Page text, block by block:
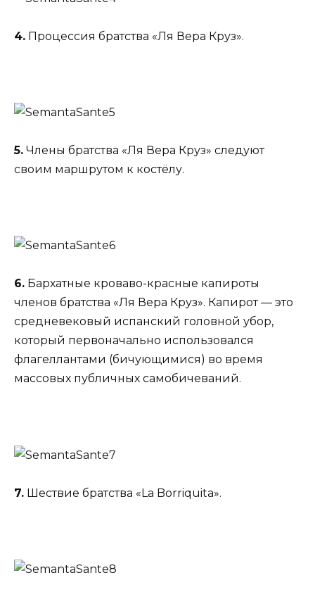
4. Процессия братства «Ля Вера Круз».
5. Члены братства «Ля Вера Круз» следуют
своим маршрутом к костёлу.
6. Бархатные кроваво-красные капироты
членов братства «Ля Вера Круз». Капирот — это
средневековый испанский головной убор,
который первоначально использовался
флагеллантами (бичующимися) во время
массовых публичных самобичеваний.
7. Шествие братства «La Borriquita».